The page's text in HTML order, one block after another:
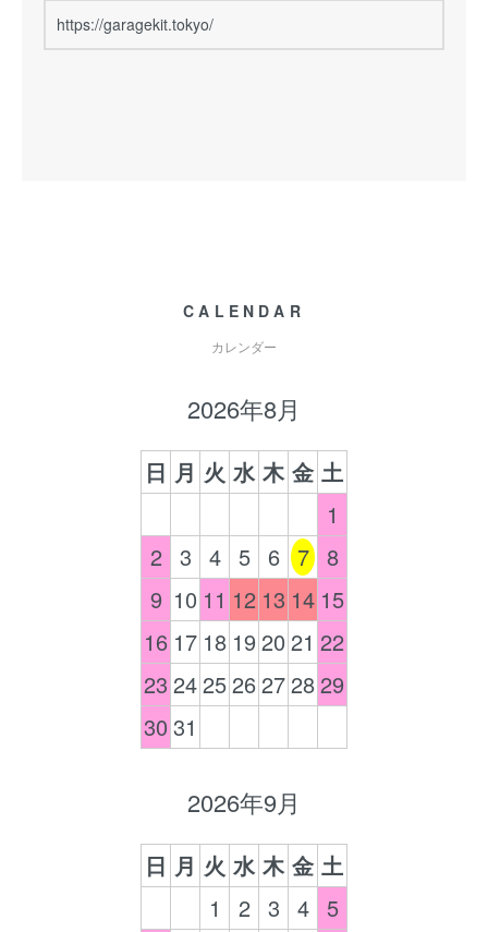
https://garagekit.tokyo/
CALENDAR
カレンダー
2026年8月
日 月 火 水 木 金 土
1
2 3 4 5 6 7 8
9 10 11 12 13 14 15
16 17 18 19 20 21 22
23 24 25 26 27 28 29
30 31
2026年9月
日 月 火 水 木 金 土
1
2 3 4 5